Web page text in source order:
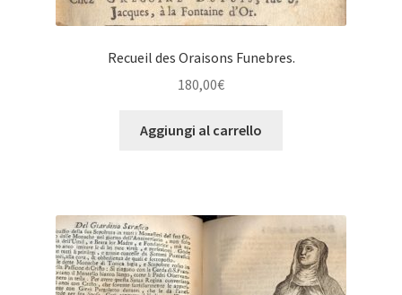
Recueil des Oraisons Funebres.
180,00€
Aggiungi al carrello